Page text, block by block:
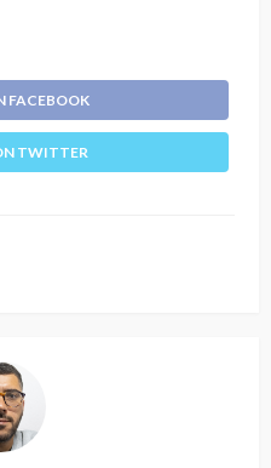
FACEBOOK
TWITTER